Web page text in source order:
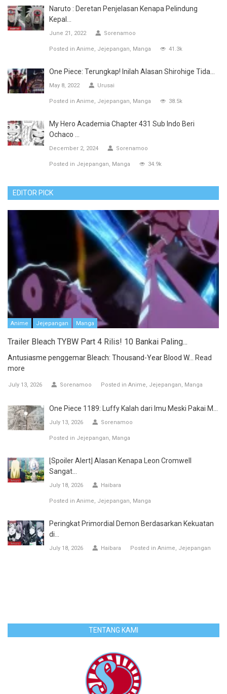
Naruto : Deretan Penjelasan Kenapa Pelindung
Kepal...
June 21, 2022 Sorenamoo
Posted in Anime Jejepangan Manga 41.3k
One Piece: Terungkap! Inilah Alasan Shirohige Tida...
May 8, 2022 Urusai
Posted in Anime Jejepangan Manga 38.5k
My Hero Academia Chapter 431 Sub Indo Beri
Ochaco ...
December 2, 2024 Sorenamoo
Posted in Jejepangan Manga 34.9k
EDITOR PICK
Anime Jejepangan Manga
Trailer Bleach TYBW Part 4 Rilis! 10 Bankai Paling...
Antusiasme penggemar Bleach: Thousand-Year Blood W... Read
more
July 13, 2026 Sorenamoo Posted in Anime Jejepangan Manga
One Piece 1189: Luffy Kalah dari Imu Meski Pakai M...
July 13, 2026 Sorenamoo
Posted in Jejepangan Manga
[Spoiler Alert] Alasan Kenapa Leon Cromwell
Sangat...
July 18, 2026 Haibara
Posted in Anime Jejepangan Manga
Peringkat Primordial Demon Berdasarkan Kekuatan
di...
July 18, 2026 Haibara Posted in Anime Jejepangan
TENTANG KAMI